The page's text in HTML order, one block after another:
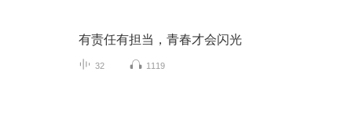
有责任有担当，青春才会闪光
32 1119